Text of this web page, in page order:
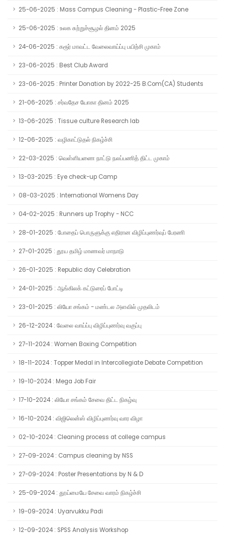
25-06-2025 : Mass Campus Cleaning - Plastic-Free Zone
25-06-2025 : உலக சுற்றுச்சூழல் தினம் 2025
24-06-2025 : கரூர் மாவட்ட வேலைவாய்ப்பு பயிற்சி முகாம்
23-06-2025 : Best Club Award
23-06-2025 : Printer Donation by 2022-25 B.Com(CA) Students
21-06-2025 : சர்வதேச யோகா தினம் 2025
13-06-2025 : Tissue culture Research lab
12-06-2025 : வழிகாட்டுதல் நிகழ்ச்சி
22-03-2025 : வெள்ளியணை நாட்டு நலப்பணித் திட்ட முகாம்
13-03-2025 : Eye check-up Camp
08-03-2025 : International Womens Day
04-02-2025 : Runners up Trophy - NCC
28-01-2025 : போதைப் பொருளுக்கு எதிரான விழிப்புணர்வுப் பேரணி
27-01-2025 : தூய தமிழ் மாணவர் மாநாடு
26-01-2025 : Republic day Celebration
24-01-2025 : ஆங்கிலக் கட்டுரைப் போட்டி
23-01-2025 : லியோ சங்கம் - மண்டல அளவில் முதலிடம்
26-12-2024 : வேலை வாய்ப்பு விழிப்புணர்வு வகுப்பு
27-11-2024 : Women Boxing Competition
18-11-2024 : Topper Medal in Intercollegiate Debate Competition
19-10-2024 : Mega Job Fair
17-10-2024 : லியோ சங்கம் சேவை திட்ட நிகழ்வு
16-10-2024 : விஜிலென்ஸ் விழிப்புணர்வு வார விழா
02-10-2024 : Cleaning process at college campus
27-09-2024 : Campus cleaning by NSS
27-09-2024 : Poster Presentations by N & D
25-09-2024 : தூய்மையே சேவை வாரம் நிகழ்ச்சி
19-09-2024 : Uyarvukku Padi
12-09-2024 : SPSS Analysis Workshop